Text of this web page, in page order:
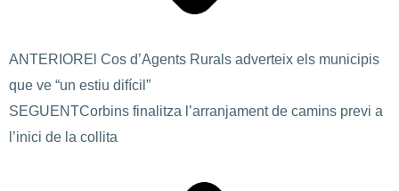
ANTERIOREl Cos d’Agents Rurals adverteix els municipis
que ve “un estiu difícil”
SEGUENTCorbins finalitza l’arranjament de camins previ a
l’inici de la collita